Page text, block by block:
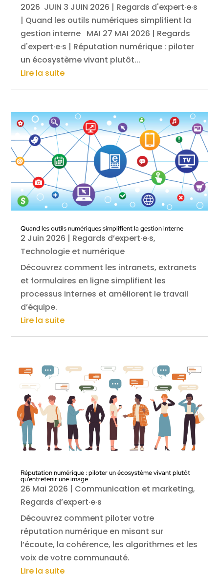
2026 JUIN 3 JUIN 2026 | Regards d'expert·e·s
| Quand les outils numériques simplifient la
gestion interne MAI 27 MAI 2026 | Regards
d'expert·e·s | Réputation numérique : piloter
un écosystème vivant plutôt...
Lire la suite
Quand les outils numériques simplifient la gestion interne
2 Juin 2026 | Regards d’expert·e·s,
Technologie et numérique
Découvrez comment les intranets, extranets
et formulaires en ligne simplifient les
processus internes et améliorent le travail
d’équipe.
Lire la suite
Réputation numérique : piloter un écosystème vivant plutôt
qu’entretenir une image
26 Mai 2026 | Communication et marketing,
Regards d’expert·e·s
Découvrez comment piloter votre
réputation numérique en misant sur
l’écoute, la cohérence, les algorithmes et les
voix de votre communauté.
Lire la suite